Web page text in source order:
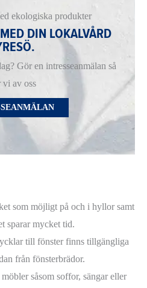
ekologiska produkter
DIN LOKALVÅRD
Gör en intresseanmälan så
vi av oss
som möjligt på och i hyllor samt
sparar mycket tid.
till fönster finns tillgängliga
från fönsterbrädor.
såsom soffor, sängar eller